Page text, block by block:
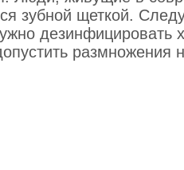
зубной щеткой.
дезинфицировать
размножения